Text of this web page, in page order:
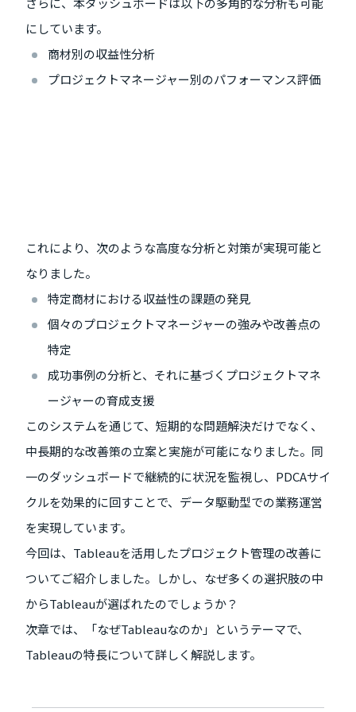
にしています。
商材別の収益性分析
プロジェクトマネージャー別のパフォーマンス評価
これにより、次のような高度な分析と対策が実現可能と
なりました。
特定商材における収益性の課題の発見
個々のプロジェクトマネージャーの強みや改善点の
特定
成功事例の分析と、それに基づくプロジェクトマネ
ージャーの育成支援
このシステムを通じて、短期的な問題解決だけでなく、
中長期的な改善策の立案と実施が可能になりました。同
一のダッシュボードで継続的に状況を監視し、PDCAサイ
クルを効果的に回すことで、データ駆動型での業務運営
を実現しています。
今回は、Tableauを活用したプロジェクト管理の改善に
ついてご紹介しました。しかし、なぜ多くの選択肢の中
からTableauが選ばれたのでしょうか？
次章では、「なぜTableauなのか」というテーマで、
Tableauの特長について詳しく解説します。